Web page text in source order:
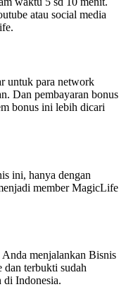
atau social media
untuk para network
Dan pembayaran bonus
bonus ini lebih dicari
ini, hanya dengan
member MagicLife
menjalankan Bisnis
terbukti sudah
Indonesia.